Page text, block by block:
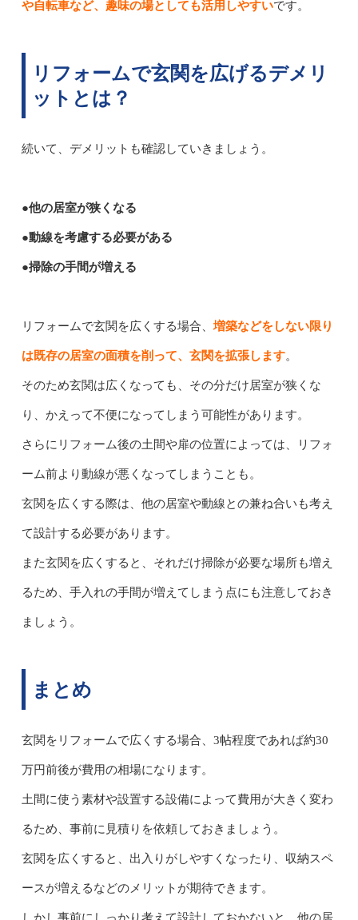
や自転車など、趣味の場としても活用しやすいです。
リフォームで玄関を広げるデメリ
ットとは？
続いて、デメリットも確認していきましょう。
●他の居室が狭くなる
●動線を考慮する必要がある
●掃除の手間が増える
リフォームで玄関を広くする場合、 増築などをしない限り
は既存の居室の面積を削って、玄関を拡張します。
そのため玄関は広くなっても、その分だけ居室が狭くな
り、かえって不便になってしまう可能性があります。
さらにリフォーム後の土間や扉の位置によっては、リフォ
ーム前より動線が悪くなってしまうことも。
玄関を広くする際は、他の居室や動線との兼ね合いも考え
て設計する必要があります。
また玄関を広くすると、それだけ掃除が必要な場所も増え
るため、手入れの手間が増えてしまう点にも注意しておき
ましょう。
まとめ
玄関をリフォームで広くする場合、3帖程度であれば約30
万円前後が費用の相場になります。
土間に使う素材や設置する設備によって費用が大きく変わ
るため、事前に見積りを依頼しておきましょう。
玄関を広くすると、出入りがしやすくなったり、収納スペ
ースが増えるなどのメリットが期待できます。